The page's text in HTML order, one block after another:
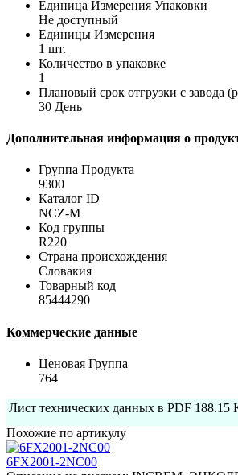
Единица Измерения Упаковки
Не доступный
Единицы Измерения
1 шт.
Количество в упаковке
1
Плановый срок отгрузки с завода
30 День
Дополнительная информация о
Группа Продукта
9300
Каталог ID
NCZ-M
Код группы
R220
Страна происхождения
Словакия
Товарный код
85444290
Коммерческие данные
Ценовая Группа
764
Лист технических данных в PDF 188.15
Похожие по артикулу
6FX2001-2NC00